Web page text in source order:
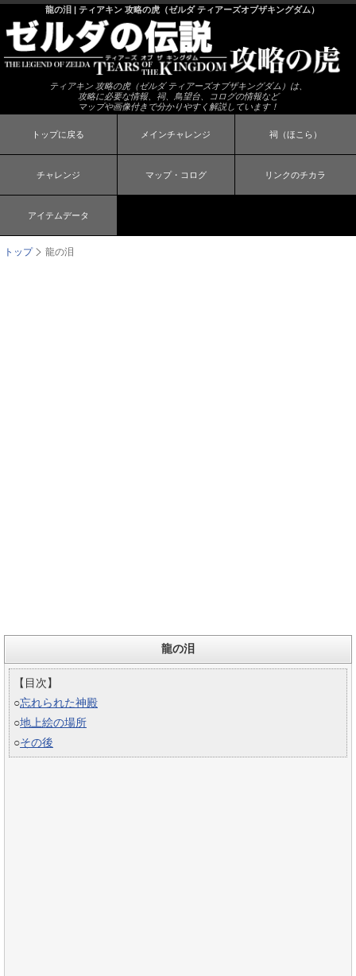
龍の泪 | ティアキン 攻略の虎（ゼルダ ティアーズオブザキングダム）
ティアキン 攻略の虎（ゼルダ ティアーズオブザキングダム）は、
攻略に必要な情報、祠、鳥望台、コログの情報など
マップや画像付きで分かりやすく解説しています！
トップに戻る メインチャレンジ 祠（ほこら）
チャレンジ マップ・コログ リンクのチカラ
アイテムデータ
トップ 龍の泪
龍の泪
【目次】
○忘れられた神殿
○地上絵の場所
○その後